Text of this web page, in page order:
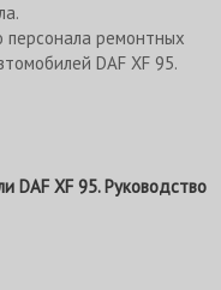
персонала ремонтных
DAF XF 95.
DAF XF 95. Руководство